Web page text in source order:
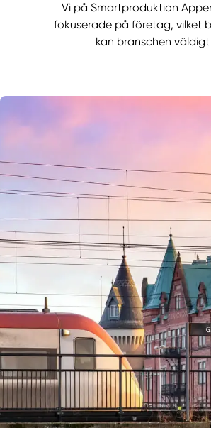
Vi på Smartproduktion
fokuserade på företag, vilket
kan branschen